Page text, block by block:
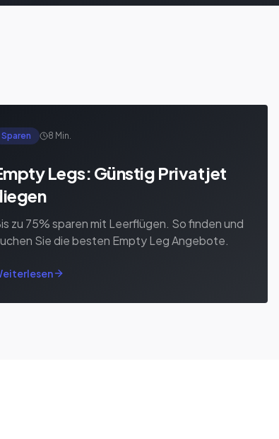
Sparen 8 Min.
Legs: Günstig Privatjet
zu 75% sparen mit Leerflügen. So finden und
Sie die besten Empty Leg Angebote.